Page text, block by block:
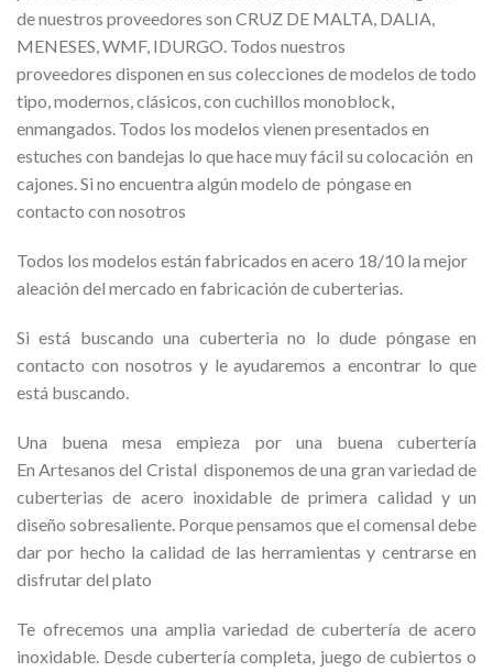
de nuestros proveedores son CRUZ DE MALTA, DALIA,
MENESES, WMF, IDURGO. Todos nuestros
proveedores disponen en sus colecciones de modelos de todo
tipo, modernos, clásicos, con cuchillos monoblock,
enmangados. Todos los modelos vienen presentados en
estuches con bandejas lo que hace muy fácil su colocación en
cajones. Si no encuentra algún modelo de póngase en
contacto con nosotros
Todos los modelos están fabricados en acero 18/10 la mejor
aleación del mercado en fabricación de cuberterias.
Si está buscando una cuberteria no lo dude póngase en
contacto con nosotros y le ayudaremos a encontrar lo que
está buscando.
Una buena mesa empieza por una buena cubertería
En Artesanos del Cristal disponemos de una gran variedad de
cuberterias de acero inoxidable de primera calidad y un
diseño sobresaliente. Porque pensamos que el comensal debe
dar por hecho la calidad de las herramientas y centrarse en
disfrutar del plato
Te ofrecemos una amplia variedad de cubertería de acero
inoxidable. Desde cubertería completa, juego de cubiertos o